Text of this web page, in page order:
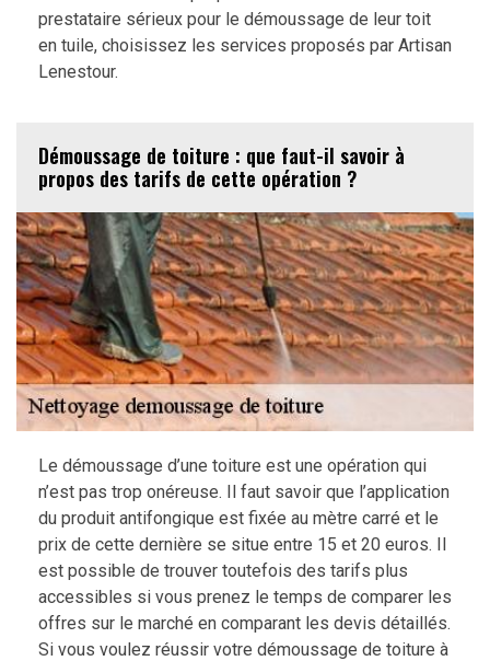
prestataire sérieux pour le démoussage de leur toit
en tuile, choisissez les services proposés par Artisan
Lenestour.
Démoussage de toiture : que faut-il savoir à
propos des tarifs de cette opération ?
Le démoussage d’une toiture est une opération qui
n’est pas trop onéreuse. Il faut savoir que l’application
du produit antifongique est fixée au mètre carré et le
prix de cette dernière se situe entre 15 et 20 euros. Il
est possible de trouver toutefois des tarifs plus
accessibles si vous prenez le temps de comparer les
offres sur le marché en comparant les devis détaillés.
Si vous voulez réussir votre démoussage de toiture à